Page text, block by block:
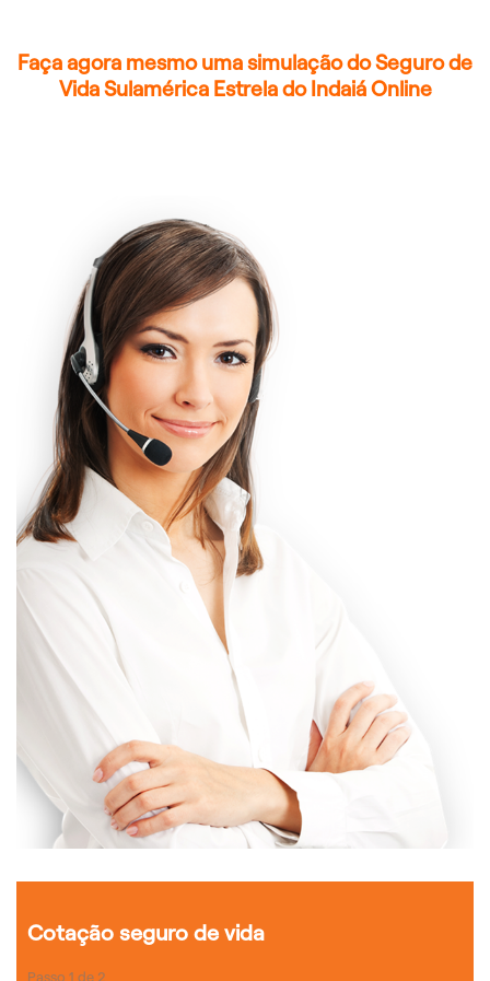
Faça agora mesmo uma simulação do Seguro de
Vida Sulamérica Estrela do Indaiá Online
Cotação seguro de vida
Passo 1 de 2